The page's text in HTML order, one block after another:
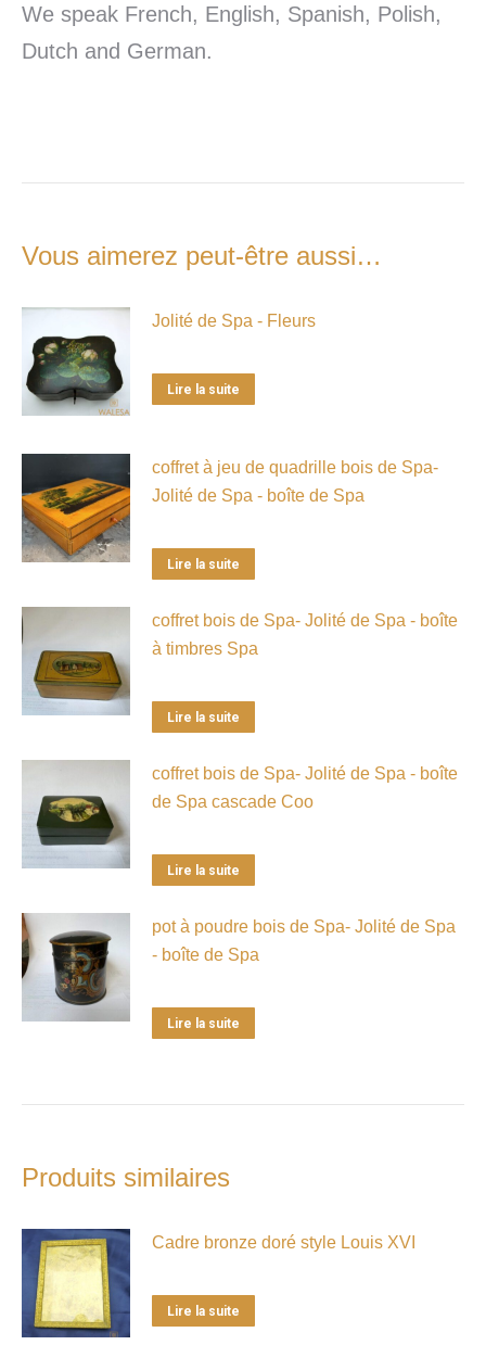
We speak French, English, Spanish, Polish,
Dutch and German.
Vous aimerez peut-être aussi…
Jolité de Spa - Fleurs
Lire la suite
coffret à jeu de quadrille bois de Spa-
Jolité de Spa - boîte de Spa
Lire la suite
coffret bois de Spa- Jolité de Spa - boîte
à timbres Spa
Lire la suite
coffret bois de Spa- Jolité de Spa - boîte
de Spa cascade Coo
Lire la suite
pot à poudre bois de Spa- Jolité de Spa
- boîte de Spa
Lire la suite
Produits similaires
Cadre bronze doré style Louis XVI
Lire la suite